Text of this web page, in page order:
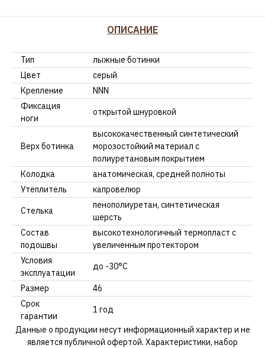
ОПИСАНИЕ
Тип
лыжные ботинки
Цвет
серый
Крепление
NNN
Фиксация
ноги
открытой шнуровкой
Верх ботинка
высококачественный синтетический
морозостойкий материал с
полиуретановым покрытием
Колодка
анатомическая, средней полноты
Утеплитель
капровелюр
Стелька
пенополиуретан, синтетическая
шерсть
Состав
подошвы
высокотехнологичный термопласт с
увеличенным протектором
Условия
эксплуатации
до -30°С
Размер
46
Срок
гарантии
1 год
Данные о продукции несут информационный характер и не
является публичной офертой. Характеристики, набор